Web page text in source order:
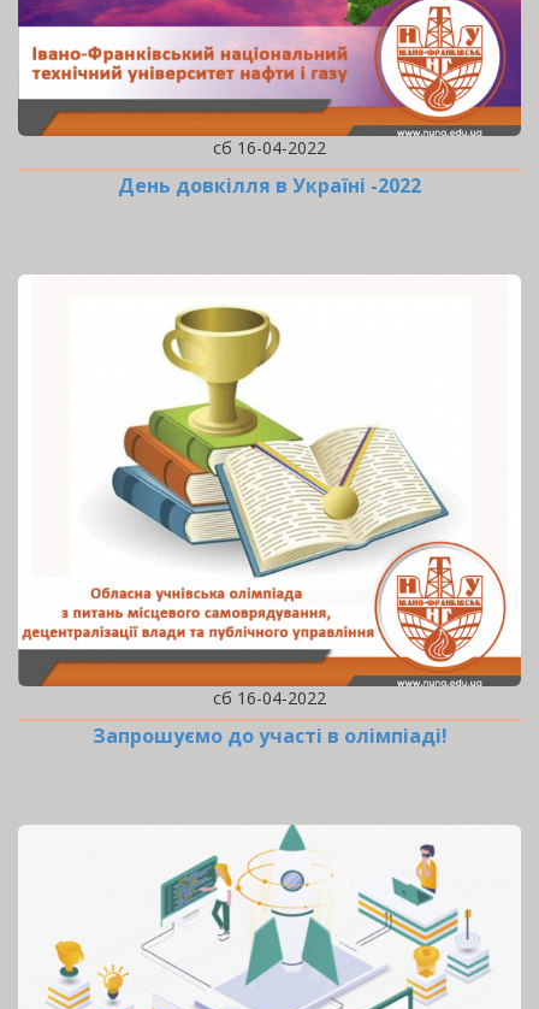
сб 16-04-2022
День довкілля в Україні -2022
сб 16-04-2022
Запрошуємо до участі в олімпіаді!